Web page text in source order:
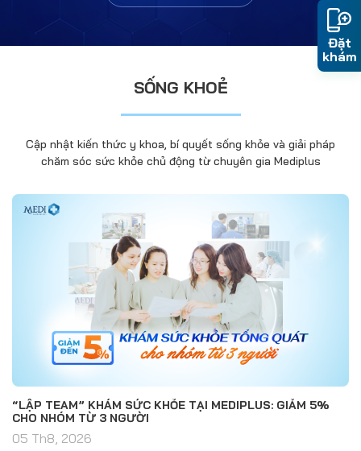
SỐNG KHOẺ
Cập nhật kiến thức y khoa, bí quyết sống khỏe và giải pháp
chăm sóc sức khỏe chủ động từ chuyên gia Mediplus
“LẬP TEAM” KHÁM SỨC KHỎE TẠI MEDIPLUS: GIẢM 5%
CHO NHÓM TỪ 3 NGƯỜI
05 Th8, 2026
Đặt
khám